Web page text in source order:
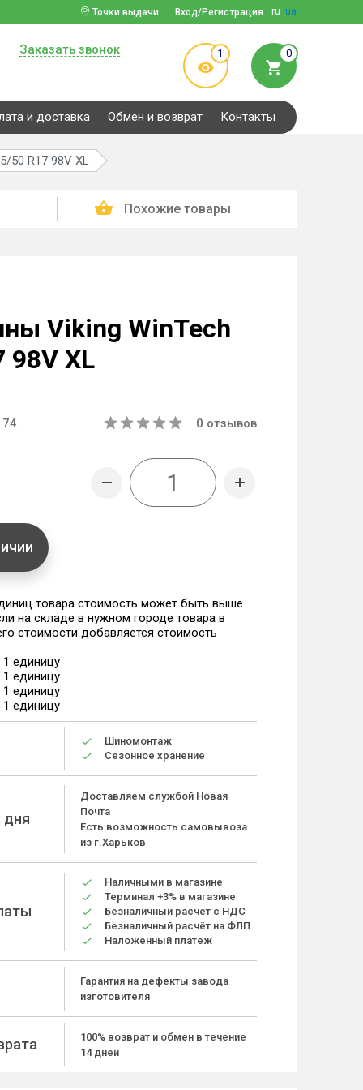
ru ua
Вход/Регистрация
Точки выдачи
Заказать звонок 1 0
и доставка Обмен и возврат Контакты
50 R17 98V XL
Похожие товары
Viking WinTech
98V XL
0 отзывов
товара стоимость может быть выше
на складе в нужном городе товара в
стоимости добавляется стоимость
1 единицу
1 единицу
1 единицу
1 единицу
Шиномонтаж
Сезонное хранение
дня
Доставляем службой Новая
Почта
Есть возможность самовывоза
из г.Харьков
Наличными в магазине
Терминал +3% в магазине
Безналичный расчет с НДС
Безналичный расчёт на ФЛП
Наложенный платеж
Гарантия на дефекты завода
изготовителя
100% возврат и обмен в течение
14 дней